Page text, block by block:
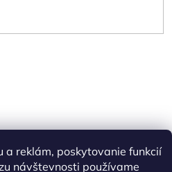
a reklám, poskytovanie funkcií
návštevnosti používame